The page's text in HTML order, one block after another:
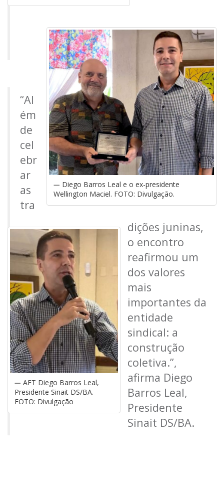
Diego Barros Leal e o ex-presidente
Wellington Maciel. FOTO: Divulgação.
AFT Diego Barros Leal,
Presidente Sinait DS/BA.
FOTO: Divulgação
“Al
ém
de
cel
ebr
ar
as
tra
dições juninas,
o encontro
reafirmou um
dos valores
mais
importantes da
entidade
sindical: a
construção
coletiva.”,
afirma Diego
Barros Leal,
Presidente
Sinait DS/BA.